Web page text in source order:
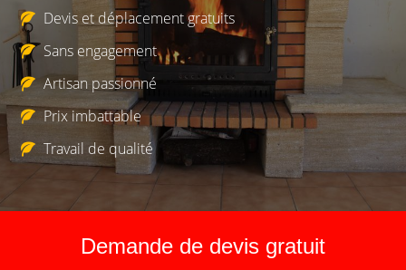
Devis et déplacement gratuits
Sans engagement
Artisan passionné
Prix imbattable
Travail de qualité
Demande de devis gratuit